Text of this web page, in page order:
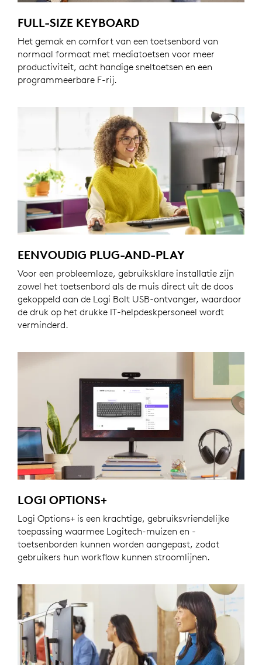
FULL-SIZE KEYBOARD
Het gemak en comfort van een toetsenbord van
normaal formaat met mediatoetsen voor meer
productiviteit, acht handige sneltoetsen en een
programmeerbare F-rij.
EENVOUDIG PLUG-AND-PLAY
Voor een probleemloze, gebruiksklare installatie zijn
zowel het toetsenbord als de muis direct uit de doos
gekoppeld aan de Logi Bolt USB-ontvanger, waardoor
de druk op het drukke IT-helpdeskpersoneel wordt
verminderd.
LOGI OPTIONS+
Logi Options+ is een krachtige, gebruiksvriendelijke
toepassing waarmee Logitech-muizen en -
toetsenborden kunnen worden aangepast, zodat
gebruikers hun workflow kunnen stroomlijnen.